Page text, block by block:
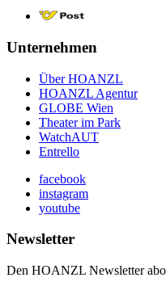
Unternehmen
Über HOANZL
HOANZL Agentur
GLOBE Wien
Theater im Park
WatchAUT
Entrello
facebook
instagram
youtube
Newsletter
Den HOANZL Newsletter